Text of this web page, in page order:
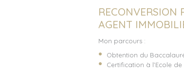
RECONVERSION
AGENT
Mon parcours :
Obtention du
Certification à l’Ecole